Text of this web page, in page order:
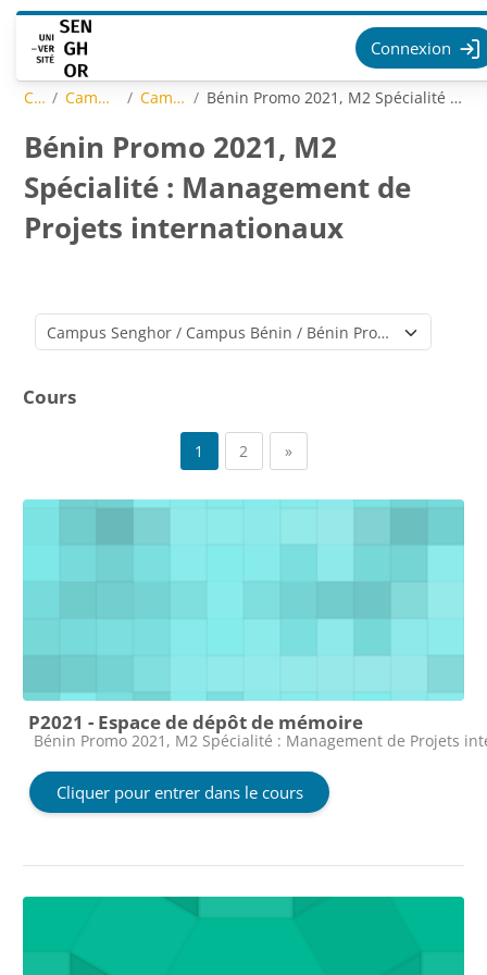
Passer au contenu principal
Connexion
Cours Campus Senghor Campus Bénin Bénin Promo 2021, M2 Spécialité : Management de Projets internationaux
Bénin Promo 2021, M2
Spécialité : Management de
Projets internationaux
Catégories de cours
Cours
1 Page 1
2 Page 2
»Page suivante
P2021 - Espace de dépôt de mémoire
Catégorie de cours
Bénin Promo 2021, M2 Spécialité : Management de Projets
Cliquer pour entrer dans le cours